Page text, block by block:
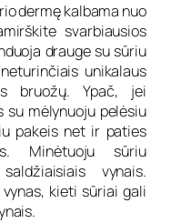
dermę kalbama nuo
svarbiausios
drauge su sūriu
unikalaus
bruožų. Ypač, jei
su mėlynuoju pelėsiu
pakeis net ir paties
Minėtuoju sūriu
vynais.
kieti sūriai gali